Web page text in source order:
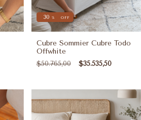
30 % OFF
Cubre Sommier Cubre Todo
Offwhite
$50.765,00 $35.535,50